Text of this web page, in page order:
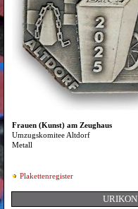
Frauen (Kunst) am Zeughaus
Umzugskomitee Altdorf
Metall
Plakettenregister
URIKON